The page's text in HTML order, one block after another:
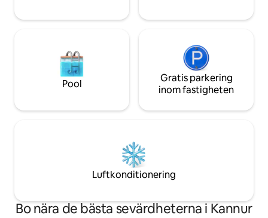
Pool
Gratis parkering
inom fastigheten
Luftkonditionering
Bo nära de bästa sevärdheterna i Kannur